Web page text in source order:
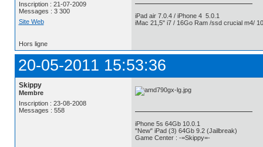
Inscription : 21-07-2009
Messages : 3 300
Site Web
iPad air 7.0.4 / iPhone 4 5.0.1
iMac 21,5" i7 / 16Go Ram /ssd crucial m4/
Hors ligne
20-05-2011 15:53:36
Skippy
Membre
Inscription : 23-08-2008
Messages : 558
iPhone 5s 64Gb 10.0.1
"New" iPad (3) 64Gb 9.2 (Jailbreak)
Game Center : -=Skippy=-